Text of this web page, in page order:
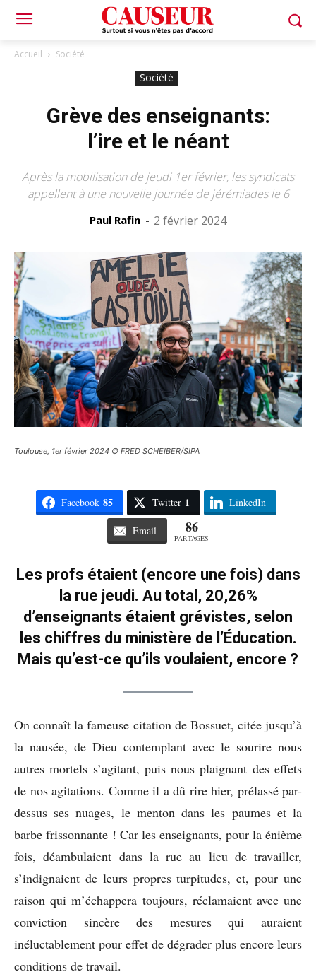
Accueil Société
Société
Grève des enseignants:
l’ire et le néant
Après la mobilisation de jeudi 1er février, les syndicats
appellent à une nouvelle journée de jérémiades le 6
Paul Rafin - 2 février 2024
Toulouse, 1er février 2024 © FRED SCHEIBER/SIPA
Facebook 85 Twitter 1 LinkedIn
Email 86
PARTAGES
Les profs étaient (encore une fois) dans
la rue jeudi. Au total, 20,26%
d’enseignants étaient grévistes, selon
les chiffres du ministère de l’Éducation.
Mais qu’est-ce qu’ils voulaient, encore ?
On connaît la fameuse citation de Bossuet, citée jusqu’à
la nausée, de Dieu contemplant avec le sourire nous
autres mortels s’agitant, puis nous plaignant des effets
de nos agitations. Comme il a dû rire hier, prélassé par-
dessus ses nuages, le menton dans les paumes et la
barbe frissonnante ! Car les enseignants, pour la énième
fois, déambulaient dans la rue au lieu de travailler,
s’indignaient de leurs propres turpitudes, et, pour une
raison qui m’échappera toujours, réclamaient avec une
conviction sincère des mesures qui auraient
inéluctablement pour effet de dégrader plus encore leurs
conditions de travail.